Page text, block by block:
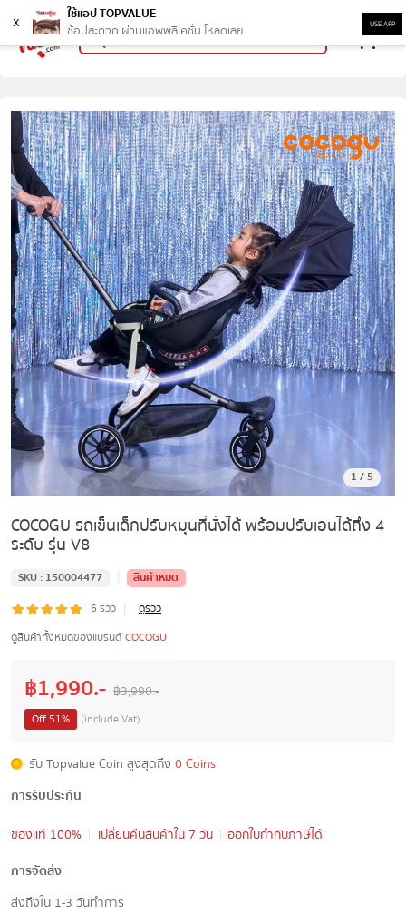
x
ใช้แอป TOPVALUE
ช้อปสะดวก ผ่านแอพพลิเคชั่น โหลดเลย
USE APP
1 /5
COCOGU รถเข็นเด็กปรับหมุนที่นั่งได้ พร้อมปรับเอนได้ถึง 4
ระดับ รุ่น V8
SKU : 150004477 |
สินค้าหมด
6 รีวิว |
ดูรีวิว
ดูสินค้าทั้งหมดของแบรนด์ COCOGU
฿1,990.- ฿3,990.-
Off51% (include Vat)
รับ Topvalue Coin สูงสุดถึง 0 Coins
การรับประกัน
ของแท้ 100%
เปลี่ยนคืนสินค้าใน 7 วัน
ออกใบกำกับภาษีได้
การจัดส่ง
ส่งถึงใน 1-3 วันทำการ